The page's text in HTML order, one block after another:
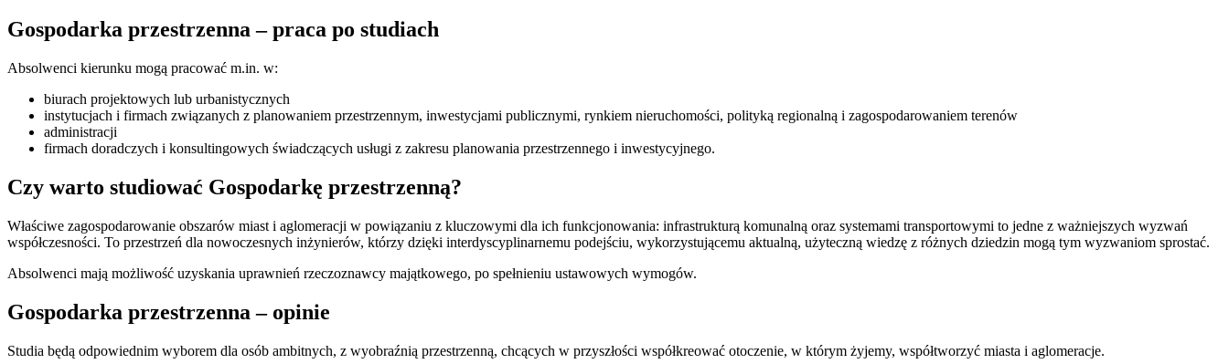
Gospodarka przestrzenna – praca po studiach
Absolwenci kierunku mogą pracować m.in. w:
biurach projektowych lub urbanistycznych
instytucjach i firmach związanych z planowaniem przestrzennym, inwestycjami publicznymi, rynkiem nieruchomości, polityką regionalną i zagospodarowaniem terenów
administracji
firmach doradczych i konsultingowych świadczących usługi z zakresu planowania przestrzennego i inwestycyjnego.
Czy warto studiować Gospodarkę przestrzenną?
Właściwe zagospodarowanie obszarów miast i aglomeracji w powiązaniu z kluczowymi dla ich funkcjonowania: infrastrukturą komunalną oraz systemami transportowymi to jedne z ważniejszych wyzwań
współczesności. To przestrzeń dla nowoczesnych inżynierów, którzy dzięki interdyscyplinarnemu podejściu, wykorzystującemu aktualną, użyteczną wiedzę z różnych dziedzin mogą tym wyzwaniom sprostać.
Absolwenci mają możliwość uzyskania uprawnień rzeczoznawcy majątkowego, po spełnieniu ustawowych wymogów.
Gospodarka przestrzenna – opinie
Studia będą odpowiednim wyborem dla osób ambitnych, z wyobraźnią przestrzenną, chcących w przyszłości współkreować otoczenie, w którym żyjemy, współtworzyć miasta i aglomeracje.